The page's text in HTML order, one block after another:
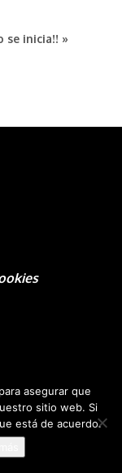
se inicia!! »
asegurar que
sitio web. Si
está de acuerdo.